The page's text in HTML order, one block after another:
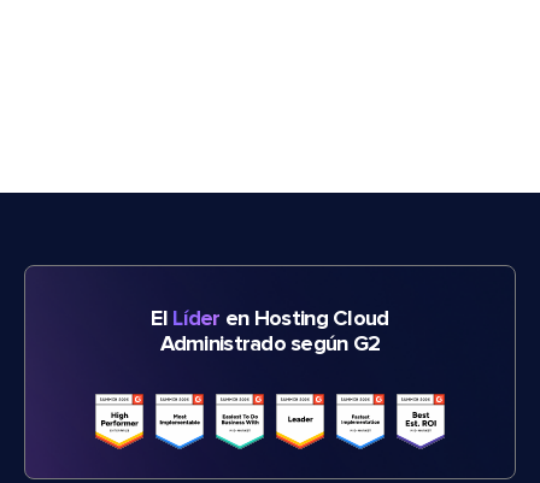
El Líder en Hosting Cloud
Administrado según G2